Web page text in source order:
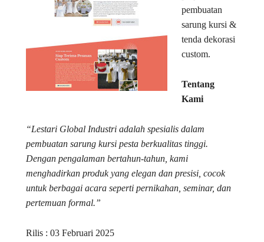
pembuatan
sarung kursi &
tenda dekorasi
custom.
Tentang
Kami
“Lestari Global Industri adalah spesialis dalam
pembuatan sarung kursi pesta berkualitas tinggi.
Dengan pengalaman bertahun-tahun, kami
menghadirkan produk yang elegan dan presisi, cocok
untuk berbagai acara seperti pernikahan, seminar, dan
pertemuan formal.”
Rilis : 03 Februari 2025